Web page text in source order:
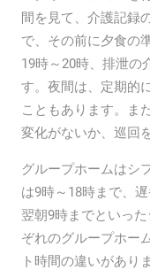
間を見て、介護記録
で、その前に夕食の
19時～20時、排泄の
す。夜間は、定期的
こともあります。ま
変化がないか、巡回
グループホームはシ
は9時～18時まで、
翌朝9時までといっ
ぞれのグループホー
ト時間の違いがあり